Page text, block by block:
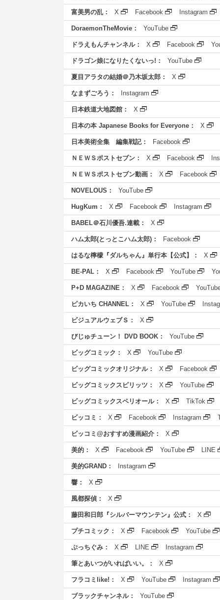
富美男の乱： X Facebook Instagram
DoraemonTheMovie： YouTube
ドラえもんチャンネル： X Facebook
ドラゴン娘になりたくないっ!： YouTube
夏目アラタの結婚＠乃木坂太郎： X
なまずごろう： Instagram
日本鉄道大地図館： X
日本の本 Japanese Books for Everyone： X
日本美術全集 編集戦記： Facebook
ＮＥＷＳポストセブン： X Facebook
ＮＥＷＳポストセブン動画： X Facebook
NOVELOUS： YouTube
HugKum： X Facebook Instagram
BABEL＠石川優吾.連載： X
ハム太郎(とっとこハム太郎)： Facebook
はるな檸檬『ダルちゃん』単行本【公式】： X
BE-PAL： X Facebook YouTube
P+D MAGAZINE： X Facebook
ピカいち CHANNEL： X YouTube
ビジュアルウェブＳ： X
びじゅチューン！ DVD BOOK： YouTube
ビッグコミック： X YouTube
ビッグコミックオリジナル： X Facebook
ビッグコミックスピリッツ： X YouTube
ビッグコミックスペリオール： X TikTok
ビッコミ： X Facebook Instagram
ビッコミ@おすすめ漫画紹介： X
美的： X Facebook YouTube LINE
美的GRAND： Instagram
響： X
風都探偵： X
藤田和日郎『シルバーマウンテン』公式： X
プチコミック： X Facebook YouTube
ぷっちぐみ： X LINE Instagram
筆とあいつがいればいい。： X
フラコミlike!： X YouTube Instagram
ブラックチャンネル： YouTube